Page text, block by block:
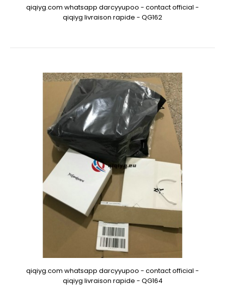
qiqiyg.com whatsapp darcyyupoo - contact official -
qiqiyg livraison rapide - QG162
qiqiyg.com whatsapp darcyyupoo - contact official -
qiqiyg livraison rapide - QG164